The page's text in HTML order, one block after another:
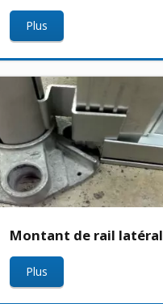
Plus
Montant de rail latéral
Plus